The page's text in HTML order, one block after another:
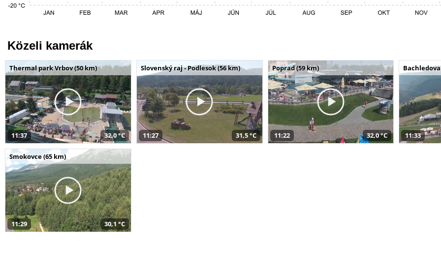
Közeli kamerák
Thermal park Vrbov (50 km)
11:37 32,0 °C
Slovenský raj - Podlesok (56 km)
11:27 31,5 °C
Poprad (59 km)
11:22 32,0 °C 11:33
Smokovce (65 km)
11:29 30,1 °C